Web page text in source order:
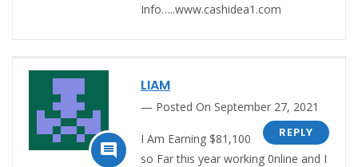
Info…..www.cashidea1.com

LIAM
Posted On September 27, 2021
REPLY
I Am Earning $81,100
so Far this year working 0nline and I